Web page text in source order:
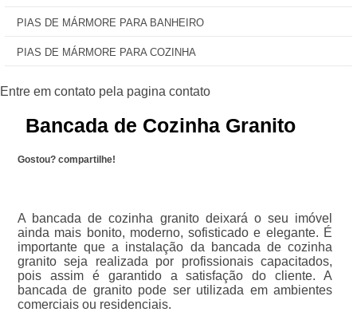
PIAS DE MÁRMORE PARA BANHEIRO
PIAS DE MÁRMORE PARA COZINHA
Bancada de Cozinha Granito
Gostou? compartilhe!
A bancada de cozinha granito deixará o seu imóvel
ainda mais bonito, moderno, sofisticado e elegante. É
importante que a instalação da bancada de cozinha
granito seja realizada por profissionais capacitados,
pois assim é garantido a satisfação do cliente. A
bancada de granito pode ser utilizada em ambientes
comerciais ou residenciais.